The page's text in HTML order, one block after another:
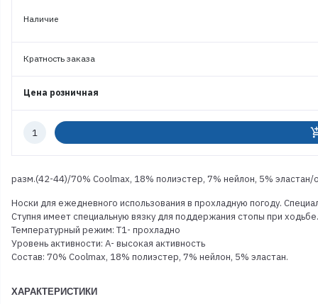
Наличие
Кратность заказа
Цена розничная
Количество
разм.(42-44)/70% Coolmax, 18% полиэстер, 7% нейлон, 5%
Носки для ежедневного использования в прохладную погоду.
Ступня имеет специальную вязку для поддержания стопы при
Температурный режим: T1- прохладно
Уровень активности: A- высокая активность
Состав: 70% Coolmax, 18% полиэстер, 7% нейлон, 5% эластан.
ХАРАКТЕРИСТИКИ